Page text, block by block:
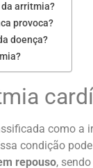
arritmia?
provoca?
doença?
como a
condição
repouso,